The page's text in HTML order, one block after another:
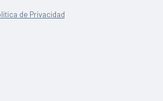
de Privacidad